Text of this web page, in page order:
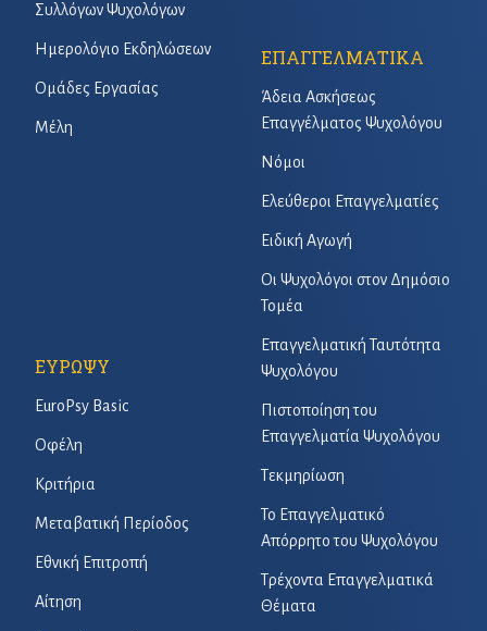
Συλλόγων Ψυχολόγων
Ημερολόγιο Εκδηλώσεων
Ομάδες Εργασίας
Μέλη
ΕΠΑΓΓΕΛΜΑΤΙΚΑ
Άδεια Ασκήσεως
Επαγγέλματος Ψυχολόγου
Νόμοι
Ελεύθεροι Επαγγελματίες
Ειδική Αγωγή
Οι Ψυχολόγοι στον Δημόσιο
Τομέα
Επαγγελματική Ταυτότητα
Ψυχολόγου
Πιστοποίηση του
Επαγγελματία Ψυχολόγου
Τεκμηρίωση
Το Επαγγελματικό
Απόρρητο του Ψυχολόγου
Τρέχοντα Επαγγελματικά
Θέματα
ΕΥΡΩΨΥ
EuroPsy Basic
Οφέλη
Κριτήρια
Μεταβατική Περίοδος
Εθνική Επιτροπή
Αίτηση